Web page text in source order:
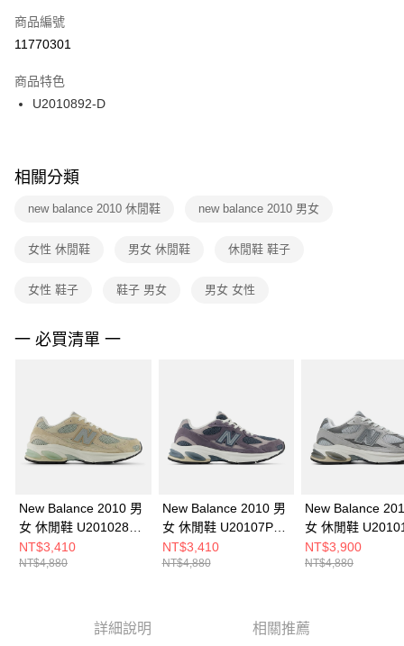
【「AFTEE先享後付」結帳流程】
１．於結帳方式選擇「AFTEE先享後付」後，將跳轉至「AFTEE先享後付」
２．訂單成立數日內，您將收到繳費通知簡訊。
３．收到繳費通知簡訊後14天內，點擊此簡訊中的連結，可透過四大超商／
ATM／網路銀行／等多元方式進行付款，方視為交易完成。
※ 交易是否成功請以「AFTEE先享後付 」之結帳頁面顯示為準，若有關於
是否繳費成功／繳費後需取消欲退款等相關疑問，請聯繫「AFTEE先享後付
客戶支援中心」 https://netprotections.freshdesk.com/support/home
１．透過由恩沛科技股份有限公司提供之「AFTEE先享後付」服務完成之交
權轉讓予恩沛科技股份有限公司。
３．未成年的使用者請事先徵得法定代理人或監護人之同意方可使用
「AFTEE先享後付」，若未經同意申辦者引起之損失，本公司不負相關責
請求用戶進行身份認證。
５．嚴禁一人註冊多個帳號或使用他人資訊註冊。若發現惡意使用之情形，
恩沛科技股份有限公司將有權停止該用戶之使用額度並採取法律行動。
宅配
每筆NT$100，滿NT$1,500(含以上)免運費
付款後門市自取
每筆NT$100，滿NT$1,500(含以上)免運費
商品編號
11770301
商品特色
U2010892-D
相關分類
new balance 2010 休閒鞋 new balance 2010 男女
女性 休閒鞋 男女 休閒鞋 休閒鞋 鞋子
女性 鞋子 鞋子 男女 男女 女性
一 必買清單 一
New Balance 2010 男
女 休閒鞋 U2010281-
D
NT$3,410
NT$4,880
New Balance 2010 男
女 休閒鞋 U20107PT-
D
NT$3,410
NT$4,880
New Balance
女 休閒鞋
D
NT$3,900
NT$4,880
詳細說明 相關推薦